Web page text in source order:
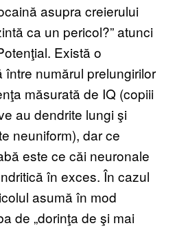
asupra creierului
ca un pericol?” atunci
Există o
numărul prelungirilor
măsurată de IQ (copiii
au dendrite lungi şi
neuniform), dar ce
este ce căi neuronale
în exces. În cazul
asumă în mod
de „dorinţa de şi mai